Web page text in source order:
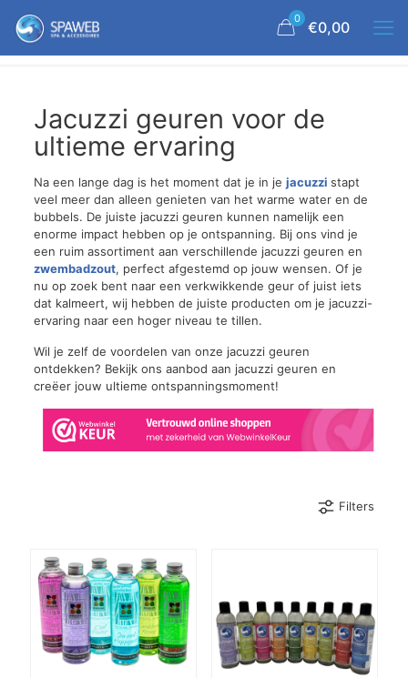
0 €0,00
Jacuzzi geuren voor de
ultieme ervaring
Na een lange dag is het moment dat je in je jacuzzi stapt
veel meer dan alleen genieten van het warme water en de
bubbels. De juiste jacuzzi geuren kunnen namelijk een
enorme impact hebben op je ontspanning. Bij ons vind je
een ruim assortiment aan verschillende jacuzzi geuren en
zwembadzout, perfect afgestemd op jouw wensen. Of je
nu op zoek bent naar een verkwikkende geur of juist iets
dat kalmeert, wij hebben de juiste producten om je jacuzzi-
ervaring naar een hoger niveau te tillen.
Wil je zelf de voordelen van onze jacuzzi geuren
ontdekken? Bekijk ons aanbod aan jacuzzi geuren en
creëer jouw ultieme ontspanningsmoment!
Filters